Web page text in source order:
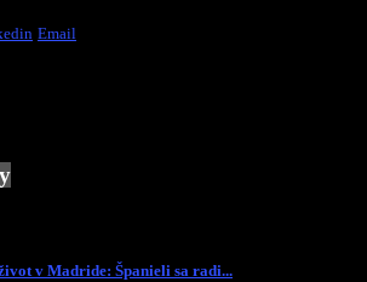
Email
v Madride: Španieli sa radi...